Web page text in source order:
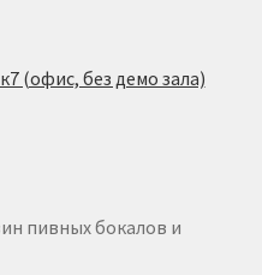
(офис, без демо зала)
пивных бокалов и